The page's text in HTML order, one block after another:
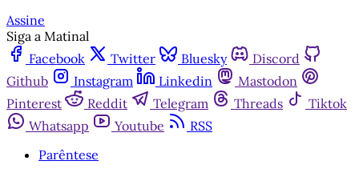
Assine
Siga a Matinal
Facebook
Twitter Bluesky
Discord
Github
Instagram Linkedin
Mastodon
Pinterest
Reddit Telegram Threads
Tiktok
Whatsapp
Youtube
RSS
Parêntese